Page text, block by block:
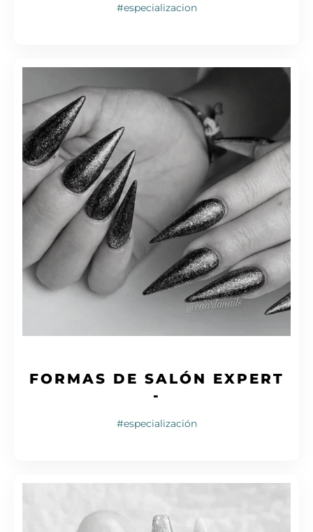
#especializacion
FORMAS DE SALÓN EXPERT​
-
#especialización